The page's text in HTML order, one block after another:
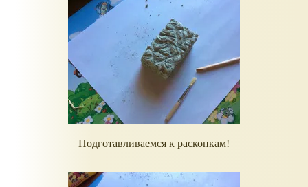
Подготавливаемся к раскопкам!